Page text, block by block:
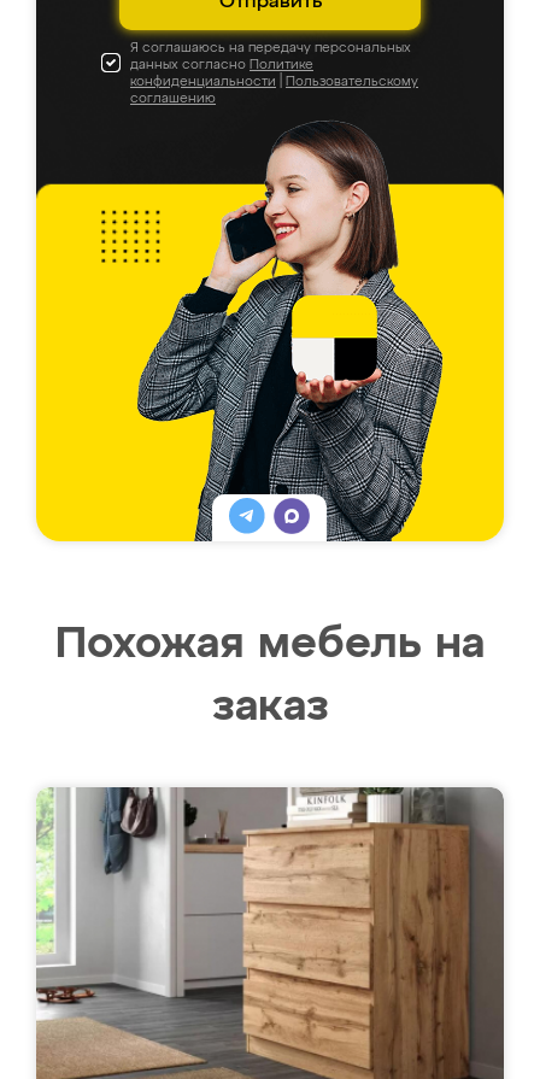
Я соглашаюсь на передачу персональных
данных согласно Политике
конфиденциальности
Пользовательскому
соглашению
Похожая мебель на
заказ